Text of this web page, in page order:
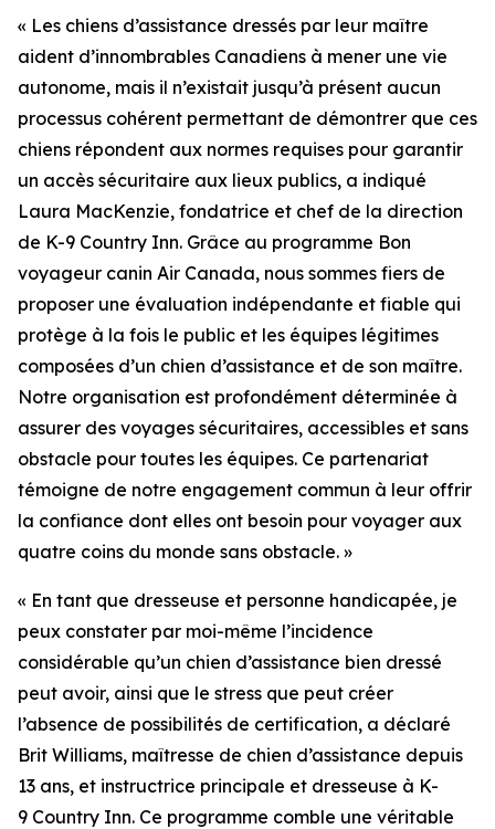
« Les chiens d’assistance dressés par leur maître
aident d’innombrables Canadiens à mener une vie
autonome, mais il n’existait jusqu’à présent aucun
processus cohérent permettant de démontrer que ces
chiens répondent aux normes requises pour garantir
un accès sécuritaire aux lieux publics, a indiqué
Laura MacKenzie, fondatrice et chef de la direction
de K-9 Country Inn. Grâce au programme Bon
voyageur canin Air Canada, nous sommes fiers de
proposer une évaluation indépendante et fiable qui
protège à la fois le public et les équipes légitimes
composées d’un chien d’assistance et de son maître.
Notre organisation est profondément déterminée à
assurer des voyages sécuritaires, accessibles et sans
obstacle pour toutes les équipes. Ce partenariat
témoigne de notre engagement commun à leur offrir
la confiance dont elles ont besoin pour voyager aux
quatre coins du monde sans obstacle. »
« En tant que dresseuse et personne handicapée, je
peux constater par moi-même l’incidence
considérable qu’un chien d’assistance bien dressé
peut avoir, ainsi que le stress que peut créer
l’absence de possibilités de certification, a déclaré
Brit Williams, maîtresse de chien d’assistance depuis
13 ans, et instructrice principale et dresseuse à K-
9 Country Inn. Ce programme comble une véritable